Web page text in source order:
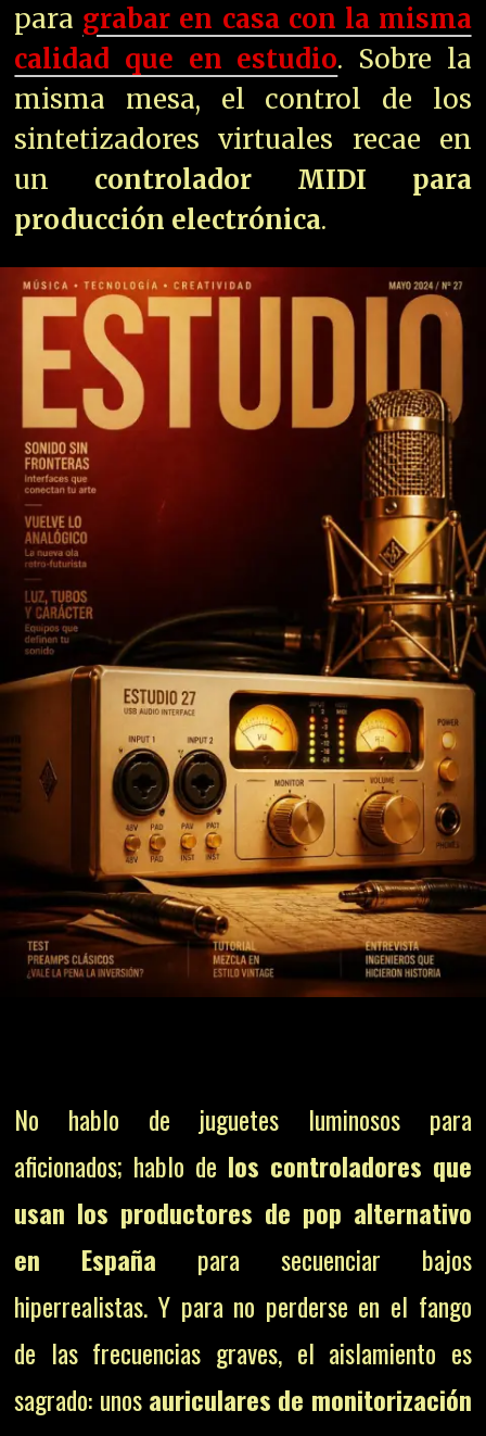
para grabar en casa con la misma
calidad que en estudio. Sobre la
misma mesa, el control de los
sintetizadores virtuales recae en
un controlador MIDI para
producción electrónica.
No hablo de juguetes luminosos para
aficionados; hablo de los controladores que
usan los productores de pop alternativo
en España para secuenciar bajos
hiperrealistas. Y para no perderse en el fango
de las frecuencias graves, el aislamiento es
sagrado: unosauriculares de monitorización